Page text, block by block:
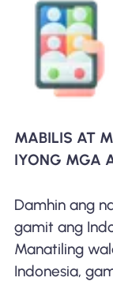
MABILIS AT
IYONG MGA
Damhin ang
gamit ang
Manatiling
Indonesia,